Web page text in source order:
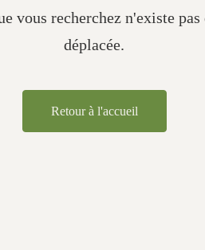
vous recherchez n'existe pas
déplacée.
Retour à l'accueil